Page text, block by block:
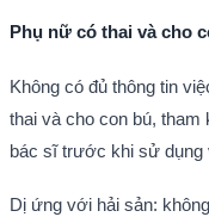
Phụ nữ có thai và cho
Không có đủ thông tin
thai và cho con bú,
bác sĩ trước khi sử dụng
Dị ứng với hải sản: